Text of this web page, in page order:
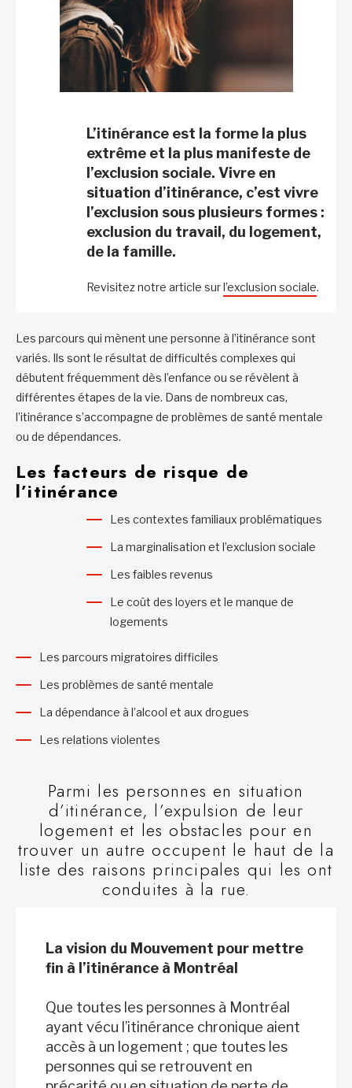
L’itinérance est la forme la plus
extrême et la plus manifeste de
l’exclusion sociale. Vivre en
situation d’itinérance, c’est vivre
l’exclusion sous plusieurs formes :
exclusion du travail, du logement,
de la famille.
Revisitez notre article surl’exclusion sociale.
Les parcours qui mènent une personne à l’itinérance sont
variés. Ils sont le résultat de difficultés complexes qui
débutent fréquemment dès l’enfance ou se révèlent à
différentes étapes de la vie. Dans de nombreux cas,
l’itinérance s’accompagne de problèmes de santé mentale
ou de dépendances.
Les facteurs de risque de
l’itinérance
Les contextes familiaux problématiques
La marginalisation et l’exclusion sociale
Les faibles revenus
Le coût des loyers et le manque de
logements
Les parcours migratoires difficiles
Les problèmes de santé mentale
La dépendance à l’alcool et aux drogues
Les relations violentes
Parmi les personnes en situation
d’itinérance, l’expulsion de leur
logement et les obstacles pour en
trouver un autre occupent le haut de la
liste des raisons principales qui les ont
conduites à la rue.
La vision du Mouvement pour mettre
fin à l’itinérance à Montréal
Que toutes les personnes à Montréal
ayant vécu l’itinérance chronique aient
accès à un logement ; que toutes les
personnes qui se retrouvent en